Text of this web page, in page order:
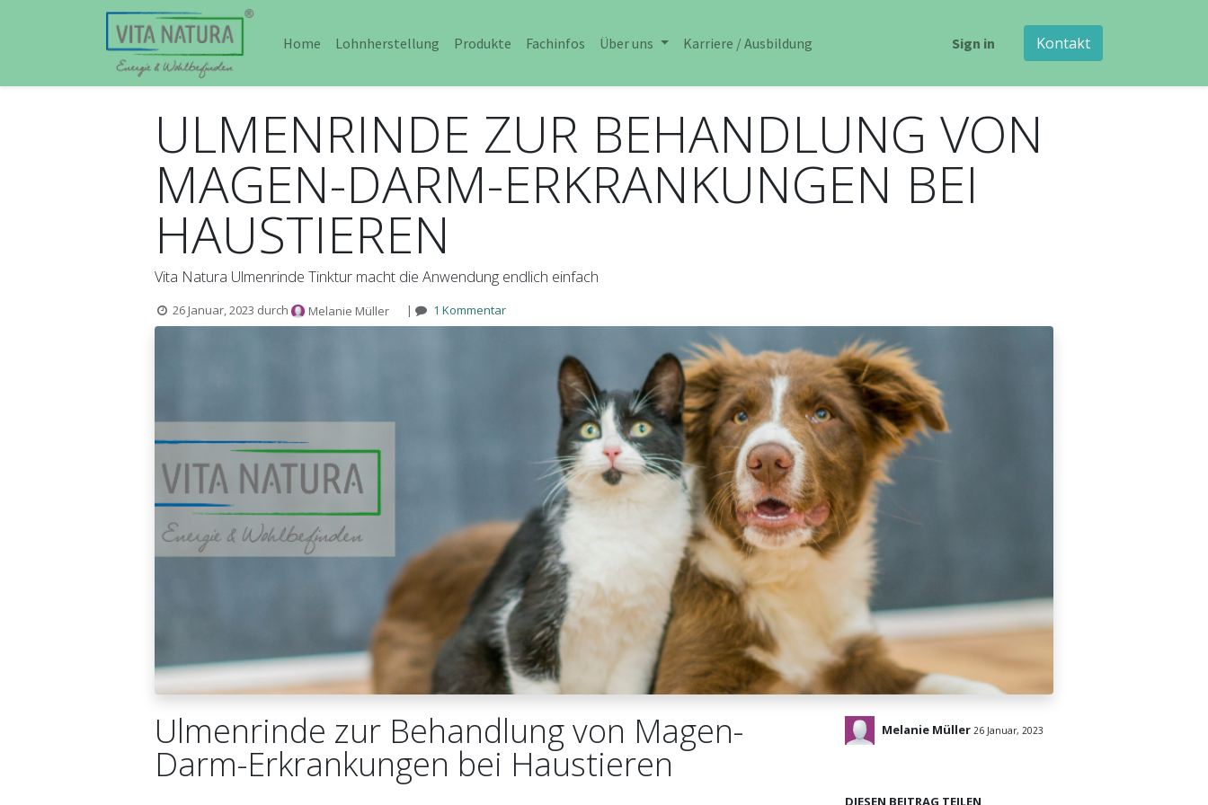
Home Lohnherstellung Produkte Fachinfos Über uns Karriere / Ausbildung Sign in Kontakt
ULMENRINDE ZUR BEHANDLUNG VON
MAGEN-DARM-ERKRANKUNGEN BEI
HAUSTIEREN
Vita Natura Ulmenrinde Tinktur macht die Anwendung endlich einfach
26 Januar, 2023 durch Melanie Müller | 1 Kommentar
Ulmenrinde zur Behandlung von Magen-
Darm-Erkrankungen bei Haustieren
Melanie Müller 26 Januar, 2023
DIESEN BEITRAG TEILEN